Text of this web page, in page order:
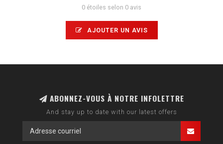
0 étoiles selon 0 avis
AJOUTER UN AVIS
ABONNEZ-VOUS À NOTRE INFOLETTRE
And stay up to date with our latest offers